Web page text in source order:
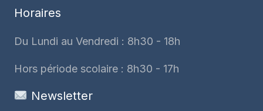
Horaires
Du Lundi au Vendredi : 8h30 - 18h
Hors période scolaire : 8h30 - 17h
Newsletter